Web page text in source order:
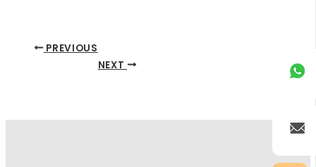
PREVIOUS
NEXT